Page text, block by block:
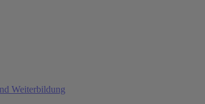
Weiterbildung